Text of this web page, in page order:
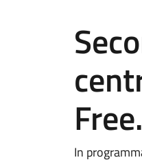
Free.
In